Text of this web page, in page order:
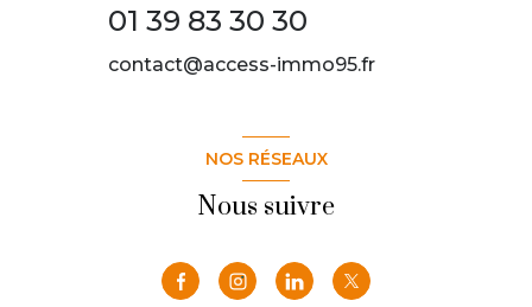
01 39 83 30 30
contact@access-immo95.fr
NOS RÉSEAUX
Nous suivre